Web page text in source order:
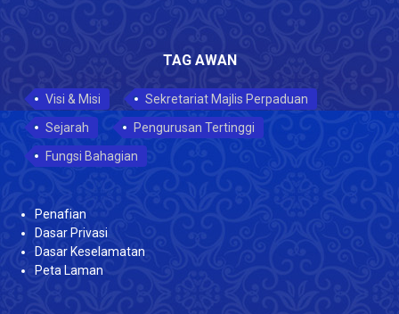
TAG AWAN
Visi & Misi
Sekretariat Majlis Perpaduan
Sejarah
Pengurusan Tertinggi
Fungsi Bahagian
Penafian
Dasar Privasi
Dasar Keselamatan
Peta Laman